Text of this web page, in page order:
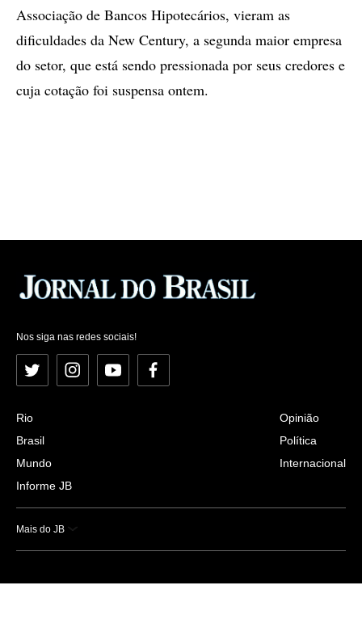
Associação de Bancos Hipotecários, vieram as
dificuldades da New Century, a segunda maior empresa
do setor, que está sendo pressionada por seus credores e
cuja cotação foi suspensa ontem.
Nos siga nas redes sociais!
Twitter InstagramYouTubeFacebook
Rio
Brasil
Mundo
Informe JB
Opinião
Política
Internacional
Mais do JB
Esportes